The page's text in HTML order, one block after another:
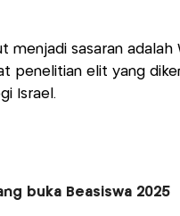
menjadi sasaran adalah
penelitian elit yang
Israel.
buka Beasiswa 2025